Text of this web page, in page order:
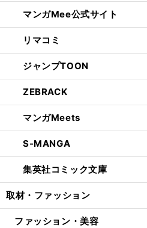
マンガMee公式サイト
リマコミ
ジャンプTOON
ZEBRACK
マンガMeets
S-MANGA
集英社コミック文庫
取材・ファッション
ファッション・美容